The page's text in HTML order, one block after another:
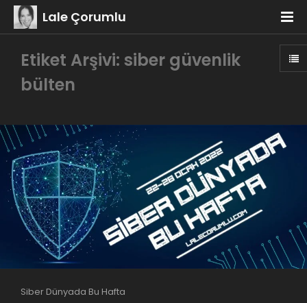
Lale Çorumlu
Etiket Arşivi: siber güvenlik
bülten
Siber Dünyada Bu Hafta